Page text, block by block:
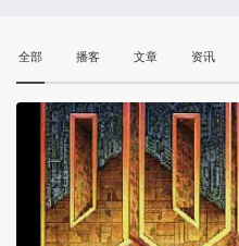
全部 播客 文章 资讯